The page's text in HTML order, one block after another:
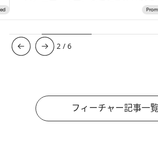
3 /6
フィーチャー記事一覧